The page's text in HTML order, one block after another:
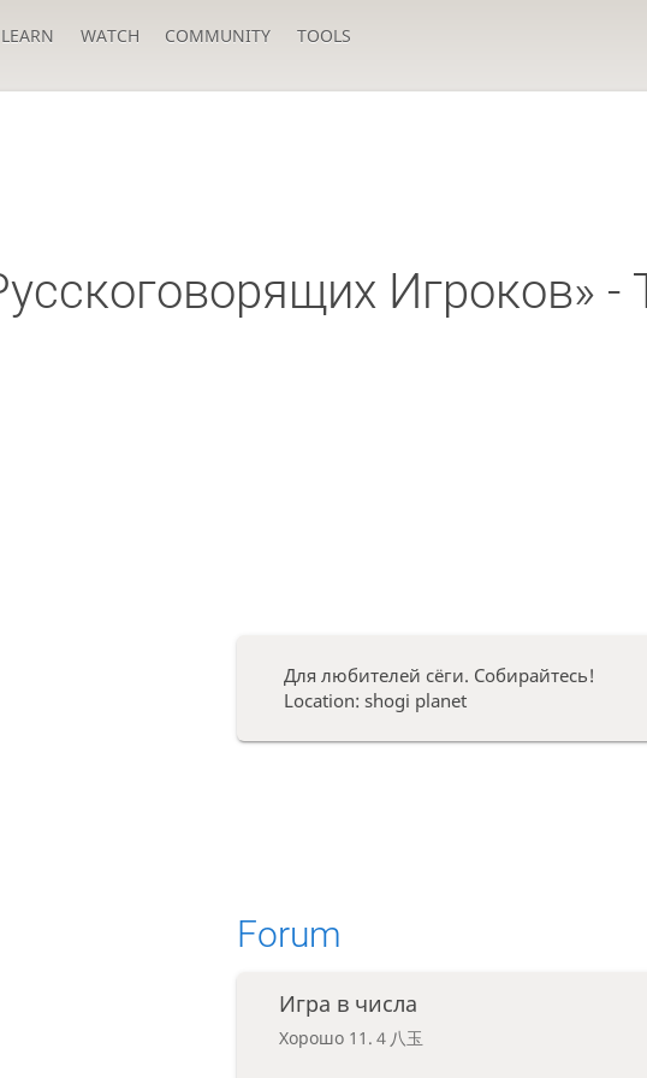
LEARN WATCH COMMUNITY TOOLS
Игроков» -
Для любителей сёги. Собирайтесь!
Location: shogi planet
Forum
Игра в числа
Хорошо 11.４八玉